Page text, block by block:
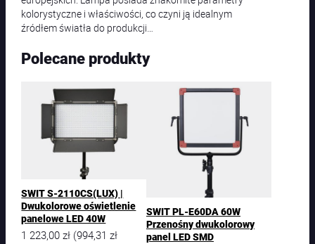
kolorystyczne i właściwości, co czyni ją idealnym
źródłem światła do produkcji…
Polecane produkty
SWIT S-2110CS(LUX) |
Dwukolorowe oświetlenie
panelowe LED 40W
1 223,00zł (994,31zł
SWIT PL-E60DA 60W
Przenośny dwukolorowy
panel LED SMD